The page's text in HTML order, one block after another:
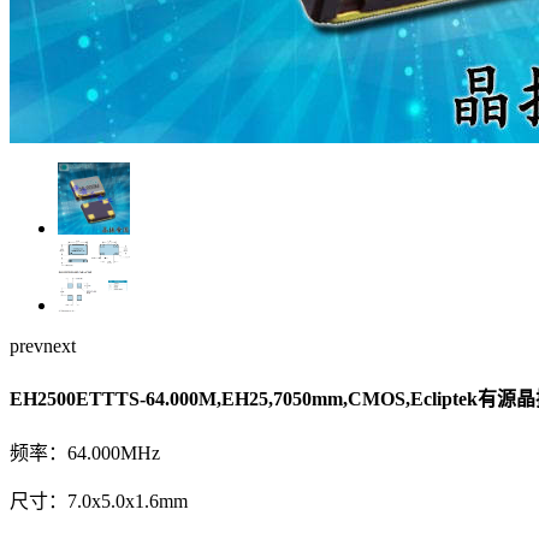
prevnext
EH2500ETTTS-64.000M,EH25,7050mm,CMOS,Ecliptek有源
频率：64.000MHz
尺寸：7.0x5.0x1.6mm